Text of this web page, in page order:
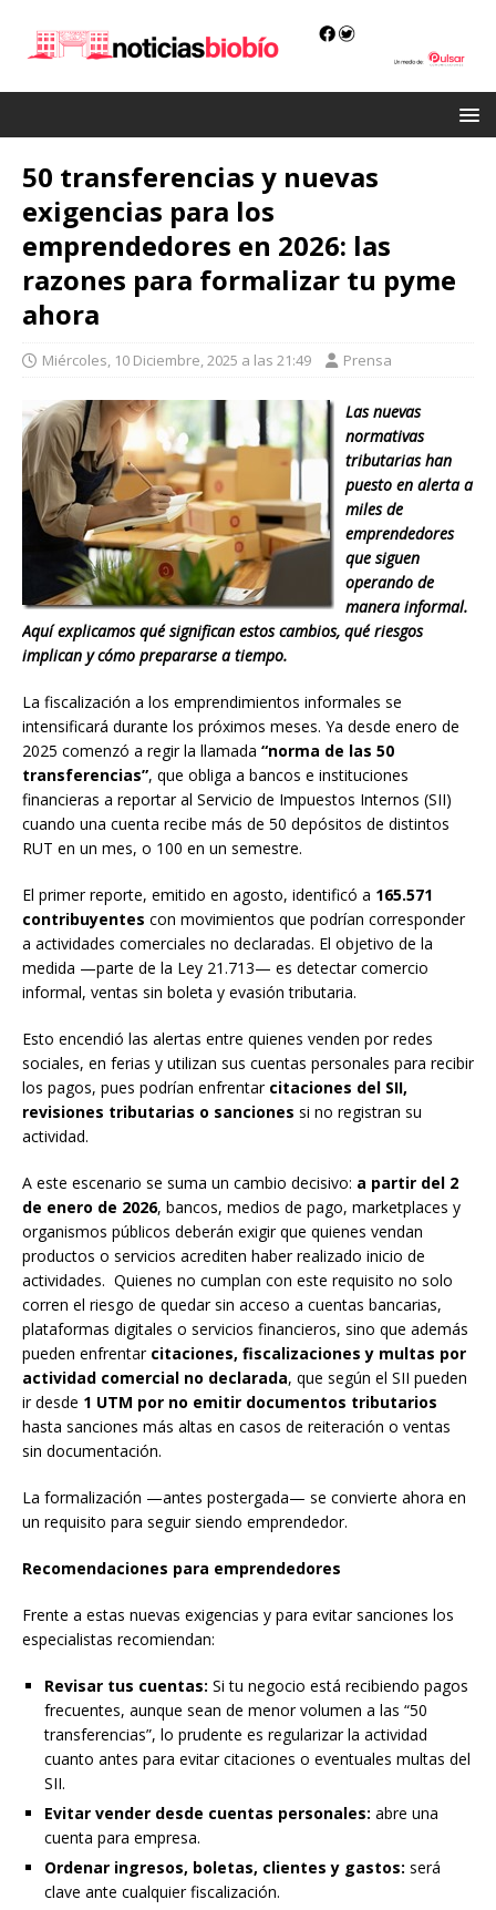
50 transferencias y nuevas
exigencias para los
emprendedores en 2026: las
razones para formalizar tu pyme
ahora
Miércoles, 10 Diciembre, 2025 a las 21:49 Prensa
Las nuevas
normativas
tributarias han
puesto en alerta a
miles de
emprendedores
que siguen
operando de
manera informal.
Aquí explicamos qué significan estos cambios, qué riesgos
implican y cómo prepararse a tiempo.
La fiscalización a los emprendimientos informales se
intensificará durante los próximos meses. Ya desde enero de
2025 comenzó a regir la llamada “norma de las 50
transferencias”, que obliga a bancos e instituciones
financieras a reportar al Servicio de Impuestos Internos (SII)
cuando una cuenta recibe más de 50 depósitos de distintos
RUT en un mes, o 100 en un semestre.
El primer reporte, emitido en agosto, identificó a 165.571
contribuyentes con movimientos que podrían corresponder
a actividades comerciales no declaradas. El objetivo de la
medida —parte de la Ley 21.713— es detectar comercio
informal, ventas sin boleta y evasión tributaria.
Esto encendió las alertas entre quienes venden por redes
sociales, en ferias y utilizan sus cuentas personales para recibir
los pagos, pues podrían enfrentar citaciones del SII,
revisiones tributarias o sanciones si no registran su
actividad.
A este escenario se suma un cambio decisivo: a partir del 2
de enero de 2026, bancos, medios de pago, marketplaces y
organismos públicos deberán exigir que quienes vendan
productos o servicios acrediten haber realizado inicio de
actividades. Quienes no cumplan con este requisito no solo
corren el riesgo de quedar sin acceso a cuentas bancarias,
plataformas digitales o servicios financieros, sino que además
pueden enfrentar citaciones, fiscalizaciones y multas por
actividad comercial no declarada, que según el SII pueden
ir desde 1 UTM por no emitir documentos tributarios
hasta sanciones más altas en casos de reiteración o ventas
sin documentación.
La formalización —antes postergada— se convierte ahora en
un requisito para seguir siendo emprendedor.
Recomendaciones para emprendedores
Frente a estas nuevas exigencias y para evitar sanciones los
especialistas recomiendan:
Revisar tus cuentas: Si tu negocio está recibiendo pagos
frecuentes, aunque sean de menor volumen a las “50
transferencias”, lo prudente es regularizar la actividad
cuanto antes para evitar citaciones o eventuales multas del
SII.
Evitar vender desde cuentas personales: abre una
cuenta para empresa.
Ordenar ingresos, boletas, clientes y gastos: será
clave ante cualquier fiscalización.